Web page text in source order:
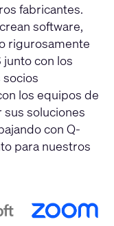
fabricantes.
software,
rigurosamente
junto con los
los equipos de
sus soluciones
con Q-
para nuestros